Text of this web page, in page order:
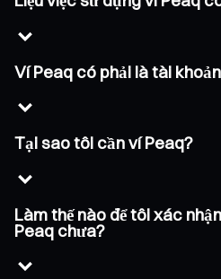
Ví Peaq có phải là tài
Tại sao tôi cần ví Peaq?
Làm thế nào để tôi xác
Peaq chưa?